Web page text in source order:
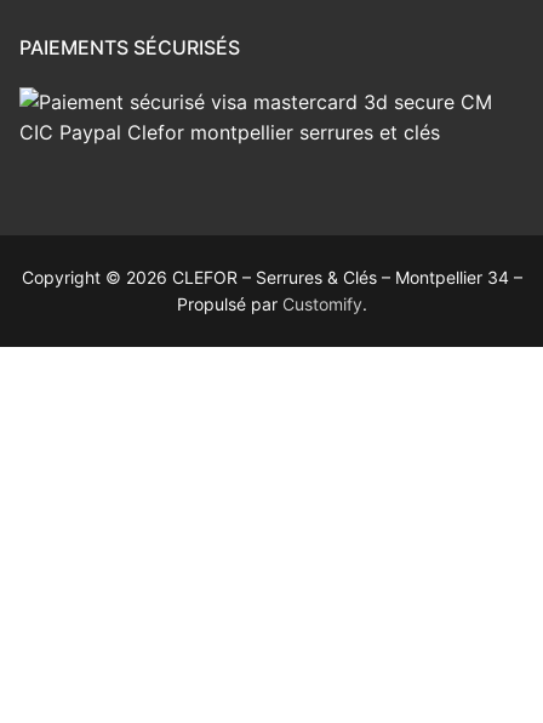
PAIEMENTS SÉCURISÉS
Copyright © 2026 CLEFOR – Serrures & Clés – Montpellier 34 –
Propulsé par Customify.